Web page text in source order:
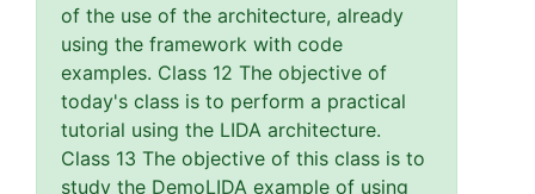
of the use of the architecture, already
using the framework with code
examples. Class 12 The objective of
today's class is to perform a practical
tutorial using the LIDA architecture.
Class 13 The objective of this class is to
study the DemoLIDA example of using